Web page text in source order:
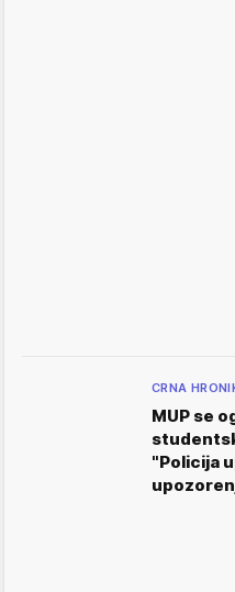
CRNA
MUP se
"Policija